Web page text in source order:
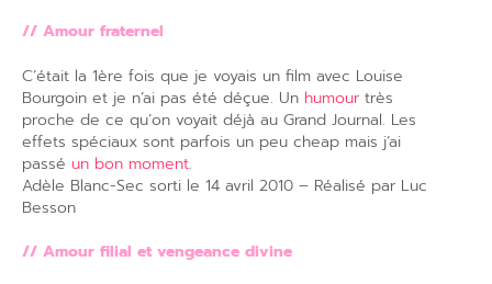
// Amour fraternel
C’était la 1ère fois que je voyais un film avec Louise
Bourgoin et je n’ai pas été déçue. Un humour très
proche de ce qu’on voyait déjà au Grand Journal. Les
effets spéciaux sont parfois un peu cheap mais j’ai
passé un bon moment.
Adèle Blanc-Sec sorti le 14 avril 2010 – Réalisé par Luc
Besson
// Amour filial et vengeance divine